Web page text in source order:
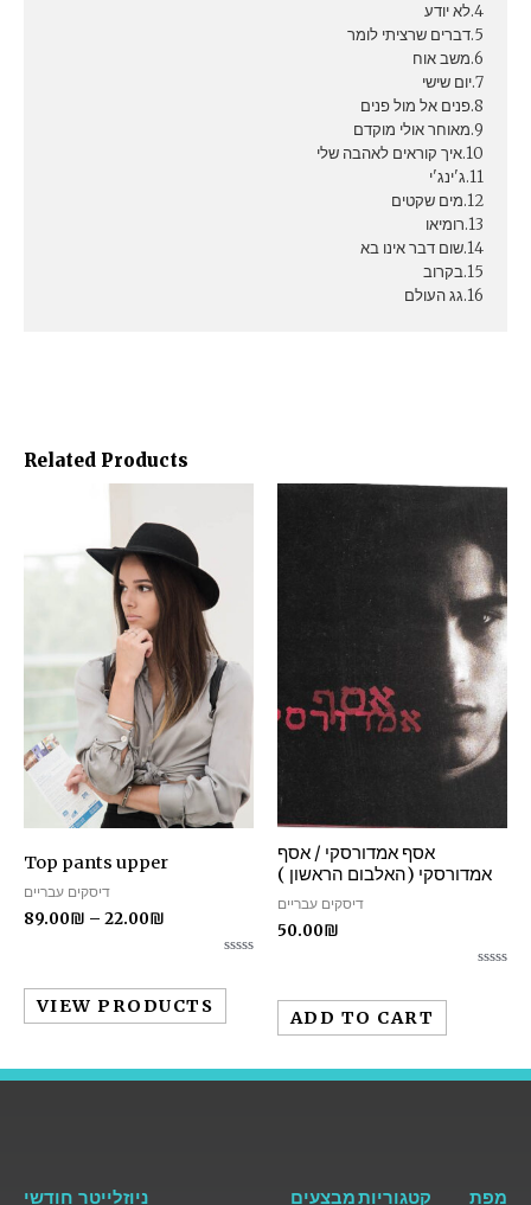
Related Products
אסף אמדורסקי / אסף
אמדורסקי (האלבום הראשון )
דיסקים עבריים
50.00₪
ADD TO CART
Top pants upper
דיסקים עבריים
22.00₪
–
89.00₪
VIEW PRODUCTS
4.לא יודע
5.דברים שרציתי לומר
6.משב אוח
7.יום שישי
8.פנים אל מול פנים
9.מאוחר אולי מוקדם
10.איך קוראים לאהבה שלי
11.ג'ינג'י
12.מים שקטים
13.רומיאו
14.שום דבר אינו בא
15.בקרוב
16.גג העולם
מפת
קטגוריותמבצעים
ניוזלייטר חודשי